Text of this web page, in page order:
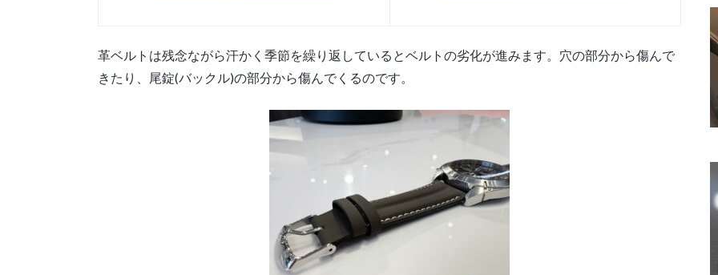
革ベルトは残念ながら汗かく季節を繰り返しているとベルトの劣化が進みます。穴の部分から傷んで
きたり、尾錠(バックル)の部分から傷んでくるのです。